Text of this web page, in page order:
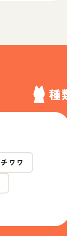
種
チワワ